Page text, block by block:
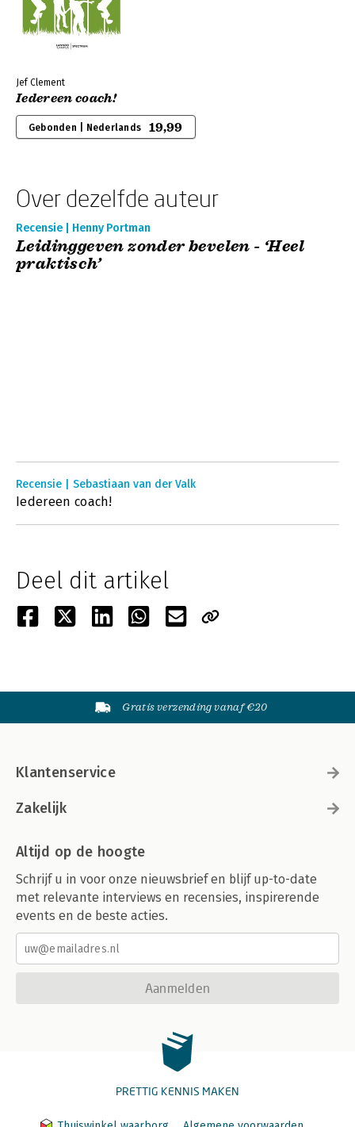
Jef Clement
Iedereen coach!
Gebonden | Nederlands 19,99
Over dezelfde auteur
Recensie | Henny Portman
Leidinggeven zonder bevelen - ‘Heel
praktisch’
Recensie | Sebastiaan van der Valk
Iedereen coach!
Deel dit artikel
Gratis verzending vanaf €20
Klantenservice
Zakelijk
Altijd op de hoogte
Schrijf u in voor onze nieuwsbrief en blijf up-to-date
met relevante interviews en recensies, inspirerende
events en de beste acties.
Aanmelden
PRETTIG KENNIS MAKEN